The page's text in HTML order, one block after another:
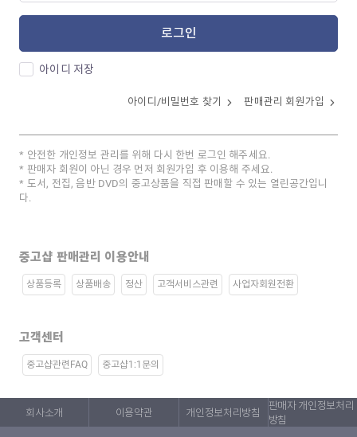
로그인
아이디 저장
아이디/비밀번호 찾기 판매관리 회원가입
안전한 개인정보 관리를 위해 다시 한번 로그인 해주세요.
판매자 회원이 아닌 경우 먼저 회원가입 후 이용해 주세요.
도서, 전집, 음반 DVD의 중고상품을 직접 판매할 수 있는 열린공간입니
다.
중고샵 판매관리 이용안내
상품등록 상품배송 정산 고객서비스관련 사업자회원전환
고객센터
중고샵관련FAQ 중고샵1:1문의
회사소개 이용약관 개인정보처리방침
판매자 개인정보처리
방침